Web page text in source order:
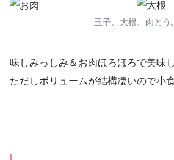
玉子、大根、肉とう
味しみっしみ＆お肉ほろほろで美味
ただしボリュームが結構凄いので小